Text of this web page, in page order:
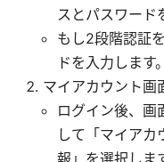
スとパスワード
もし2段階認証
ドを入力します。
マイアカウント画
ログイン後、画
して「マイアカ
報」を選択しま